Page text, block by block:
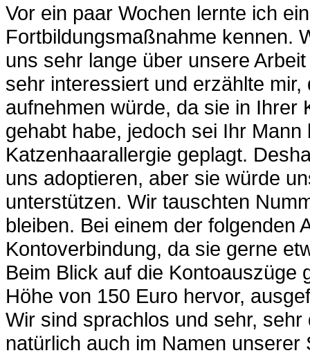
Vor ein paar Wochen lernte ich
Fortbildungsmaßnahme kennen.
uns sehr lange über unsere
sehr interessiert und erzählte
aufnehmen würde, da sie in Ihrer
gehabt habe, jedoch sei Ihr
Katzenhaarallergie geplagt.
uns adoptieren, aber sie würde
unterstützen. Wir tauschten
bleiben. Bei einem der folgenden
Kontoverbindung, da sie gerne
Beim Blick auf die Kontoauszüge
Höhe von 150 Euro hervor,
Wir sind sprachlos und sehr,
natürlich auch im Namen